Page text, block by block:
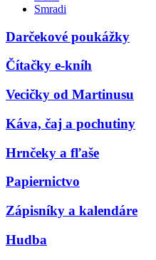
Smradi
Darčekové poukážky
Čítačky e-kníh
Vecičky od Martinusu
Káva, čaj a pochutiny
Hrnčeky a fľaše
Papiernictvo
Zápisníky a kalendáre
Hudba